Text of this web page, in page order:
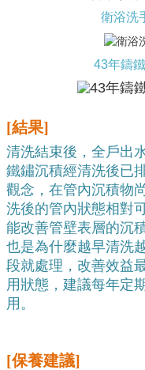
衛浴洗
43年鑄
[結果]
清洗結束後，全戶出
鐵鏽沉積經清洗後已
觀念，在管內沉積物
洗後的管內狀態相對
能改善管壁表層的沉
也是為什麼越早清洗
段就處理，改善效益
用狀態，建議每年定
用。
[保養建議]